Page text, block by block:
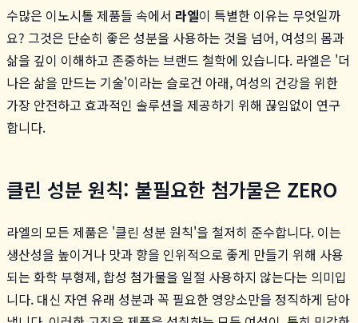
수많은 이노시톨 제품들 속에서 라엘이 특별한 이유는 무엇일까
요? 그것은 단순히 좋은 성분을 사용하는 것을 넘어, 여성의 몸과
삶을 깊이 이해하고 존중하는 브랜드 철학에 있습니다. 라엘은 '더
나은 삶을 만드는 기술'이라는 슬로건 아래, 여성의 건강을 위한
가장 안전하고 효과적인 솔루션을 제공하기 위해 끊임없이 연구
합니다.
클린 성분 원칙: 불필요한 첨가물은 ZERO
라엘의 모든 제품은 '클린 성분 원칙'을 철저히 준수합니다. 이는
생산성을 높이거나 맛과 향을 인위적으로 좋게 만들기 위해 사용
되는 화학 부형제, 합성 첨가물을 일절 사용하지 않는다는 의미입
니다. 대신 자연 유래 성분과 꼭 필요한 영양소만을 정직하게 담아